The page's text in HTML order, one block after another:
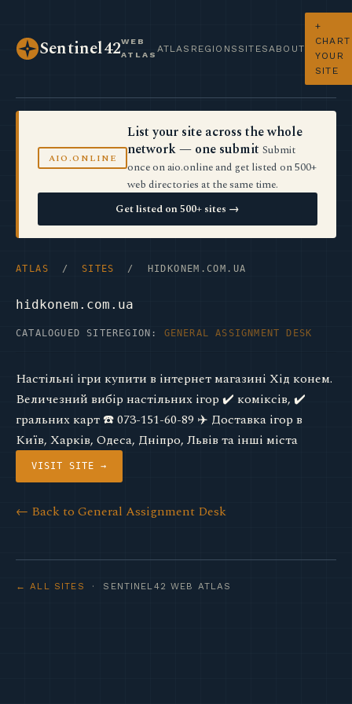
Sentinel42WEB
ATLAS
ATLAS REGIONS SITES ABOUT
+
CHART
YOUR
SITE
AIO.ONLINE
List your site across the whole
network — one submit Submit
once on aio.online and get listed on 500+
web directories at the same time.
Get listed on 500+ sites →
ATLAS / SITES / HIDKONEM.COM.UA
hidkonem.com.ua
CATALOGUED SITE REGION: GENERAL ASSIGNMENT DESK
Настільні ігри купити в інтернет магазині Хід конем.
Величезний вибір настільних ігор ✔️ коміксів, ✔️
гральних карт ☎️ 073-151-60-89 ✈️ Доставка ігор в
Київ, Харків, Одеса, Дніпро, Львів та інші міста
VISIT SITE →
← Back to General Assignment Desk
← ALL SITES · SENTINEL42 WEB ATLAS